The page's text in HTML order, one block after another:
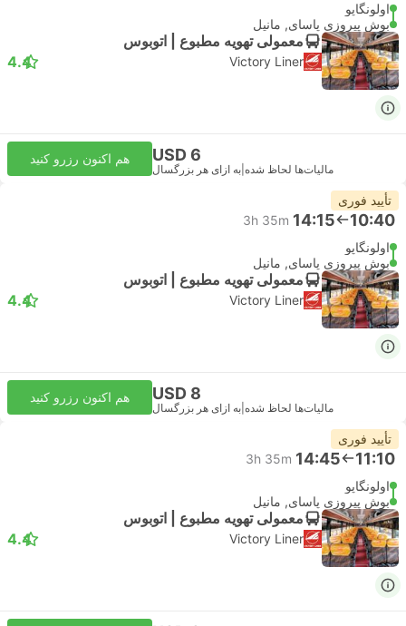
اولونگاپو
بوش پیروزی پاسای, مانیل
معمولی تهویه مطبوع | اتوبوس
Victory Liner
4.4
USD 6
مالیات‌ها لحاظ شده به ازای هر بزرگسال
هم اکنون رزرو کنید
تأیید فوری
10:40
14:15
3h 35m
اولونگاپو
بوش پیروزی پاسای, مانیل
معمولی تهویه مطبوع | اتوبوس
Victory Liner
4.4
USD 8
مالیات‌ها لحاظ شده به ازای هر بزرگسال
هم اکنون رزرو کنید
تأیید فوری
11:10
14:45
3h 35m
اولونگاپو
بوش پیروزی پاسای, مانیل
معمولی تهویه مطبوع | اتوبوس
Victory Liner
4.4